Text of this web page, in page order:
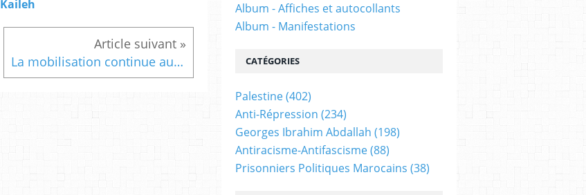
Kaileh
La mobilisation continue au Maroc !
Album - Affiches et autocollants
Album - Manifestations
CATÉGORIES
Palestine(402)
Anti-Répression (234)
Georges Ibrahim Abdallah (198)
Antiracisme-Antifascisme(88)
Prisonniers Politiques Marocains (38)